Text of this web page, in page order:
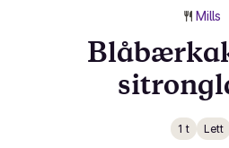
Mills
1 t Lett